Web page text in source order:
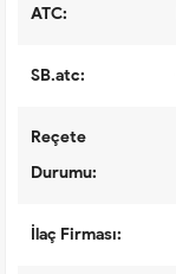
ATC:
SB.atc:
Reçete
Durumu:
İlaç Firması: